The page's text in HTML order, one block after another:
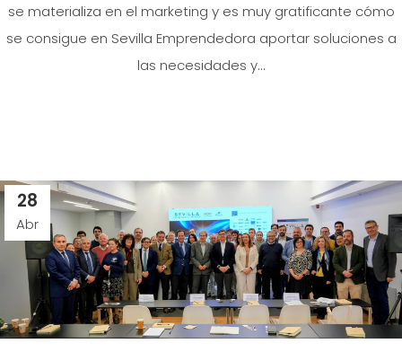
se materializa en el marketing y es muy gratificante cómo
se consigue en Sevilla Emprendedora aportar soluciones a
las necesidades y...
28
Abr